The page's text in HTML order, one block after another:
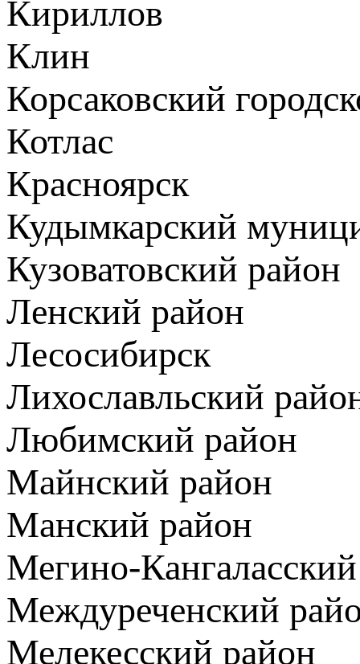
Кириллов
Клин
Корсаковский
Котлас
Красноярск
Кудымкарский
Кузоватовский район
Ленский район
Лесосибирск
Лихославльский
Любимский район
Майнский район
Манский район
Мегино-
Междуреченский
Мелекесский район